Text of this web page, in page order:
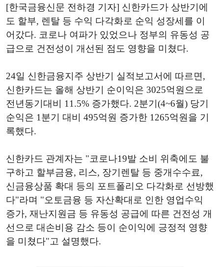
[한국금융신문 전하경 기자] 신한카드가 상반기에
도 할부, 렌탈 등 수익 다각화로 순익 성장세를 이
어갔다. 코로나 여파가 있었으나 정부의 유동성 공
급으로 건전성이 개선된 점도 영향을 미쳤다.
24일 신한금융지주 상반기 실적보고서에 따르면,
신한카드는 올해 상반기 순이익은 3025억원으로
전년동기대비 11.5% 증가했다. 2분기(4~6월) 당기
순익은 1분기 대비 495억원 증가한 1265억원을 기
록했다.
신한카드 관계자는 "코로나19발 소비 위축에도 불
구하고 할부금융, 리스, 장기렌탈 등 중개수수료,
신금융상품 확대 등의 포트폴리오 다각화로 선방했
다"라며 "오토금융 등 자산확대로 인한 영업수익
증가, 재난지원금 등 유동성 공급에 따른 건전성 개
선으로 대손비용 감소 등이 순이익에 긍정적 영향
을 미쳤다"고 설명했다.